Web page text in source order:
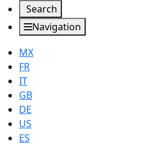
Search
Navigation
MX
FR
IT
GB
DE
US
ES